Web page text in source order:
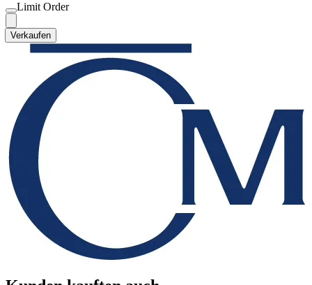
Limit Order
Verkaufen